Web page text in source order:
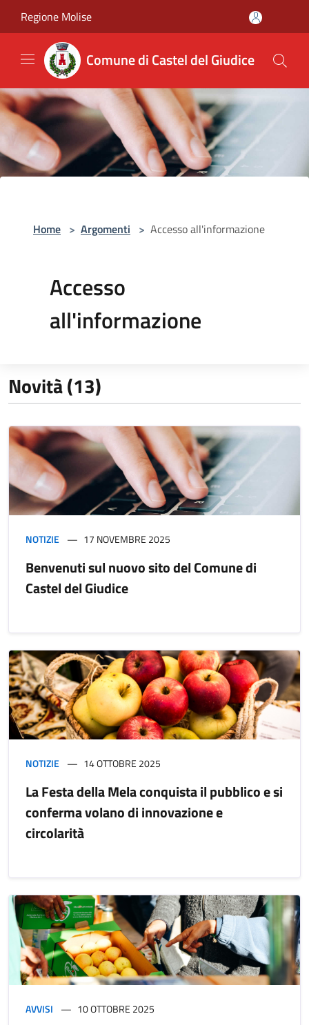
Regione Molise
Comune di Castel del Giudice
Home > Argomenti > Accesso all'informazione
Accesso
all'informazione
Novità (13)
NOTIZIE 17 NOVEMBRE 2025
Benvenuti sul nuovo sito del Comune di
Castel del Giudice
NOTIZIE 14 OTTOBRE 2025
La Festa della Mela conquista il pubblico e si
conferma volano di innovazione e
circolarità
AVVISI 10 OTTOBRE 2025